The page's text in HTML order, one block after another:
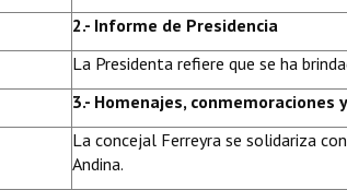
2.- Informe de Presidencia
La Presidenta refiere que se ha
3.- Homenajes,
La concejal Ferreyra se solidariza
Andina.